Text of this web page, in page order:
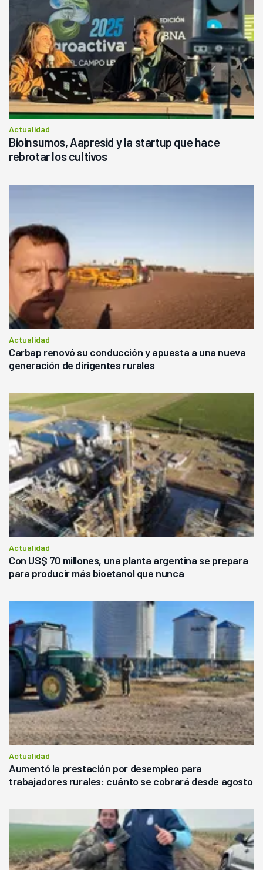
Actualidad
Bioinsumos, Aapresid y la startup que hace
rebrotar los cultivos
Actualidad
Carbap renovó su conducción y apuesta a una nueva
generación de dirigentes rurales
Actualidad
Con US$ 70 millones, una planta argentina se prepara
para producir más bioetanol que nunca
Actualidad
Aumentó la prestación por desempleo para
trabajadores rurales: cuánto se cobrará desde agosto